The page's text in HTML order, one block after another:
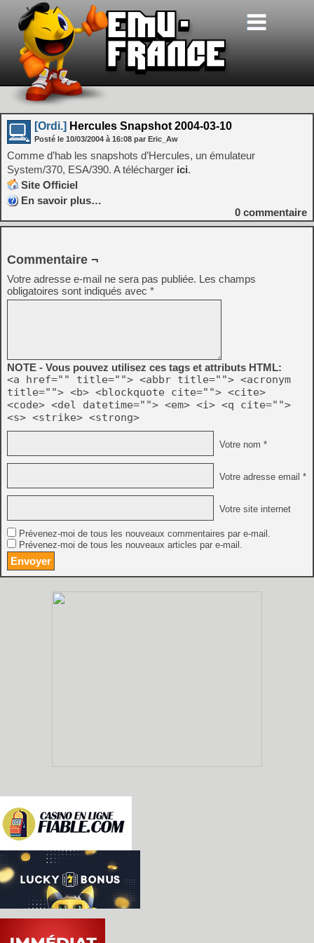
[Ordi.] Hercules Snapshot 2004-03-10
Posté le 10/03/2004 à 16:08 par Eric_Aw
Comme d’hab les snapshots d’Hercules, un émulateur
System/370, ESA/390. A télécharger ici.
Site Officiel
En savoir plus…
0 commentaire
Commentaire ¬
Votre adresse e-mail ne sera pas publiée. Les champs
obligatoires sont indiqués avec *
NOTE - Vous pouvez utilisez ces tags et attributs HTML:
<a href="" title=""> <abbr title=""> <acronym
title=""> <b> <blockquote cite=""> <cite>
<code> <del datetime=""> <em> <i> <q cite="">
<s> <strike> <strong>
Votre nom *
Votre adresse email *
Votre site internet
Prévenez-moi de tous les nouveaux commentaires par e-mail.
Prévenez-moi de tous les nouveaux articles par e-mail.